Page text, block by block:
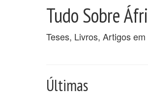
Tudo Sobre
Teses, Livros, Artigos
Últimas